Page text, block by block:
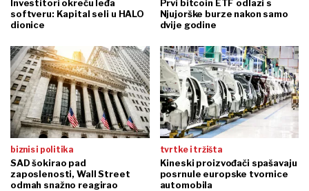
Investitori okreću leđa
softveru: Kapital seli u HALO
dionice
Prvi bitcoin ETF odlazi s
Njujorške burze nakon samo
dvije godine
biznis i politika
SAD šokirao pad
zaposlenosti, Wall Street
odmah snažno reagirao
tvrtke i tržišta
Kineski proizvođači spašavaju
posrnule europske tvornice
automobila